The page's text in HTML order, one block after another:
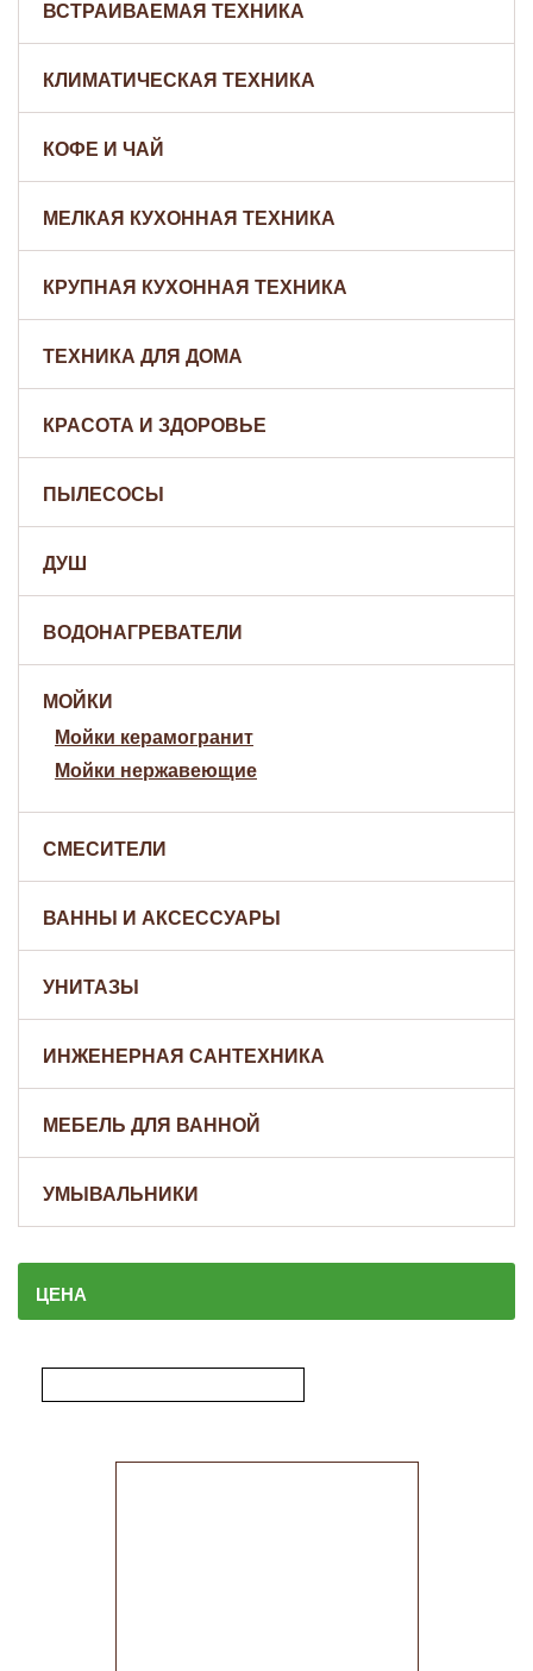
ВСТРАИВАЕМАЯ ТЕХНИКА
КЛИМАТИЧЕСКАЯ ТЕХНИКА
КОФЕ И ЧАЙ
МЕЛКАЯ КУХОННАЯ ТЕХНИКА
КРУПНАЯ КУХОННАЯ ТЕХНИКА
ТЕХНИКА ДЛЯ ДОМА
КРАСОТА И ЗДОРОВЬЕ
ПЫЛЕСОСЫ
ДУШ
ВОДОНАГРЕВАТЕЛИ
МОЙКИ
Мойки керамогранит
Мойки нержавеющие
СМЕСИТЕЛИ
ВАННЫ И АКСЕССУАРЫ
УНИТАЗЫ
ИНЖЕНЕРНАЯ САНТЕХНИКА
МЕБЕЛЬ ДЛЯ ВАННОЙ
УМЫВАЛЬНИКИ
ЦЕНА